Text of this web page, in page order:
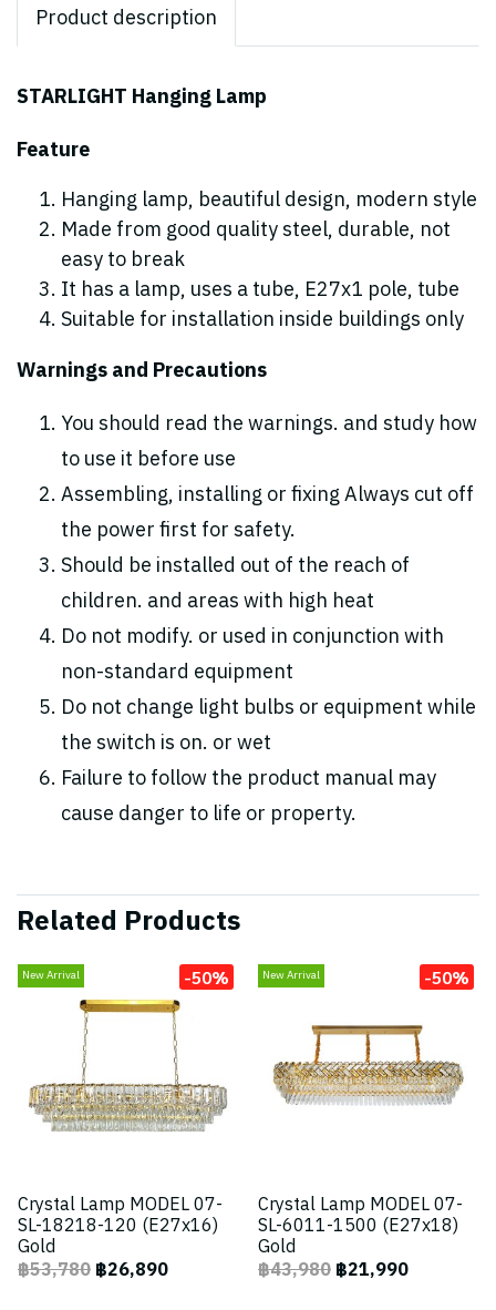
Product description
STARLIGHT Hanging Lamp
Feature
Hanging lamp, beautiful design, modern style
Made from good quality steel, durable, not
easy to break
It has a lamp, uses a tube, E27x1 pole, tube
Suitable for installation inside buildings only
Warnings and Precautions
You should read the warnings. and study how
to use it before use
Assembling, installing or fixing Always cut off
the power first for safety.
Should be installed out of the reach of
children. and areas with high heat
Do not modify. or used in conjunction with
non-standard equipment
Do not change light bulbs or equipment while
the switch is on. or wet
Failure to follow the product manual may
cause danger to life or property.
Related Products
New Arrival -50%
Crystal Lamp MODEL 07-
SL-18218-120 (E27x16)
Gold
฿53,780฿26,890
New Arrival -50%
Crystal Lamp MODEL 07-
SL-6011-1500 (E27x18)
Gold
฿43,980฿21,990